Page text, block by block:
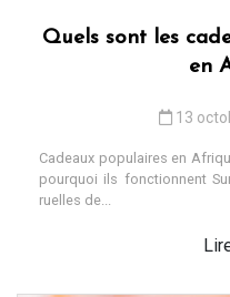
Quels sont les
en
13
Cadeaux populaires en
pourquoi ils fonctionnent
ruelles de...